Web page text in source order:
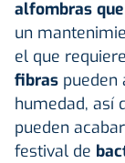
alfombras
un
el que
fibras pueden
humedad, así
pueden
festival de